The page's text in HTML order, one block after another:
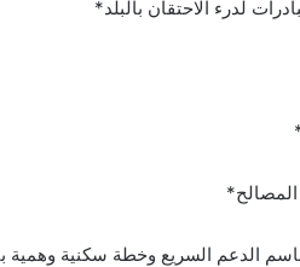
لدرء الاحتقان بالبلد*
الدعم السريع وخطة سكنية